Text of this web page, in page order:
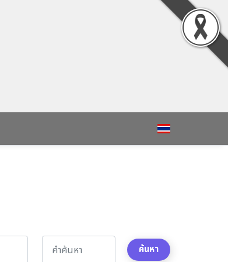
ค้นหา